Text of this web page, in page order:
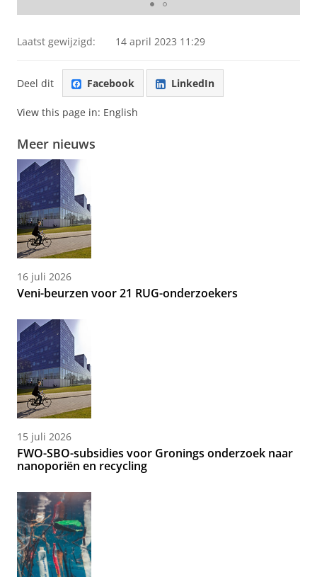
Laatst gewijzigd: 14 april 2023 11:29
Deel dit Facebook LinkedIn
View this page in: English
Meer nieuws
16 juli 2026
Veni-beurzen voor 21 RUG-onderzoekers
15 juli 2026
FWO-SBO-subsidies voor Gronings onderzoek naar
nanoporiën en recycling